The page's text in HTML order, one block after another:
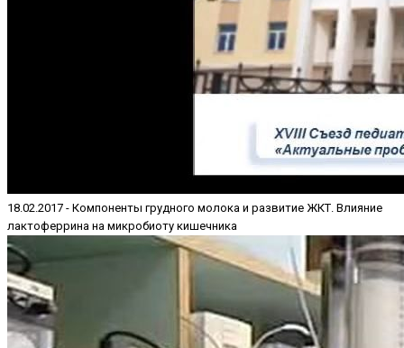
18.02.2017 - Компоненты грудного молока и развитие ЖКТ. Влияние
лактоферрина на микробиоту кишечника